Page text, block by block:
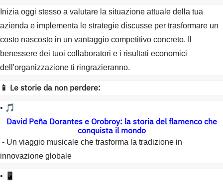
Inizia oggi stesso a valutare la situazione attuale della tua
azienda e implementa le strategie discusse per trasformare un
costo nascosto in un vantaggio competitivo concreto. Il
benessere dei tuoi collaboratori e i risultati economici
dell'organizzazione ti ringrazieranno.
📱 Le storie da non perdere:
• 🎵
David Peña Dorantes e Orobroy: la storia del flamenco che
conquista il mondo
- Un viaggio musicale che trasforma la tradizione in
innovazione globale
• 📱